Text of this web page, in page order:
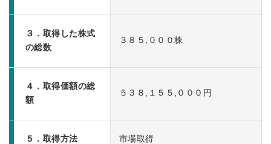
３．取得した株式
の総数
３８５,０００株
４．取得価額の総
額
５３８,１５５,０００円
５．取得方法 市場取得